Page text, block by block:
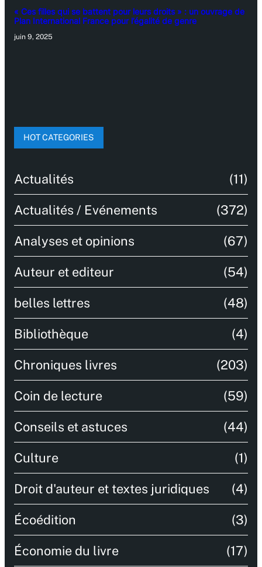
« Ces filles qui se battent pour leurs droits » : un ouvrage de
Plan International France pour l’égalité de genre
juin 9, 2025
HOT CATEGORIES
Actualités (11)
Actualités / Evénements (372)
Analyses et opinions (67)
Auteur et editeur (54)
belles lettres (48)
Bibliothèque (4)
Chroniques livres (203)
Coin de lecture (59)
Conseils et astuces (44)
Culture (1)
Droit d'auteur et textes juridiques (4)
Écoédition (3)
Économie du livre (17)